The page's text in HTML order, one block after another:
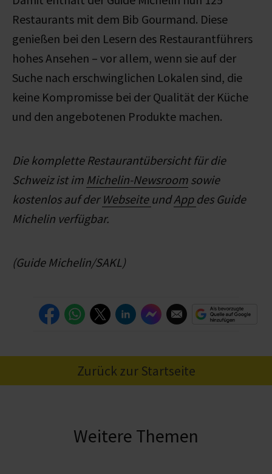
Restaurants mit dem Bib Gourmand. Diese
genießen bei den Lesern des Restaurantführers
hohes Ansehen – vor allem, wenn sie auf der
Suche nach erschwinglichen Lokalen sind, die
keine Kompromisse bei der Qualität der Küche
und den angebotenen Produkte machen.
Die komplette Restaurantübersicht für die
Schweiz ist im Michelin-Newsroom sowie
kostenlos auf der Webseite undApp des Guide
Michelin verfügbar.
(Guide Michelin/SAKL)
Zurück zur Startseite
Weitere Themen